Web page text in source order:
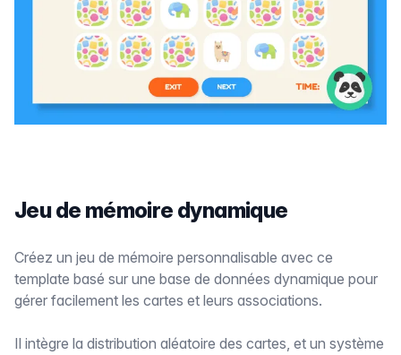
Jeu de mémoire dynamique
Créez un jeu de mémoire personnalisable avec ce
template basé sur une base de données dynamique pour
gérer facilement les cartes et leurs associations.
Il intègre la distribution aléatoire des cartes, et un système